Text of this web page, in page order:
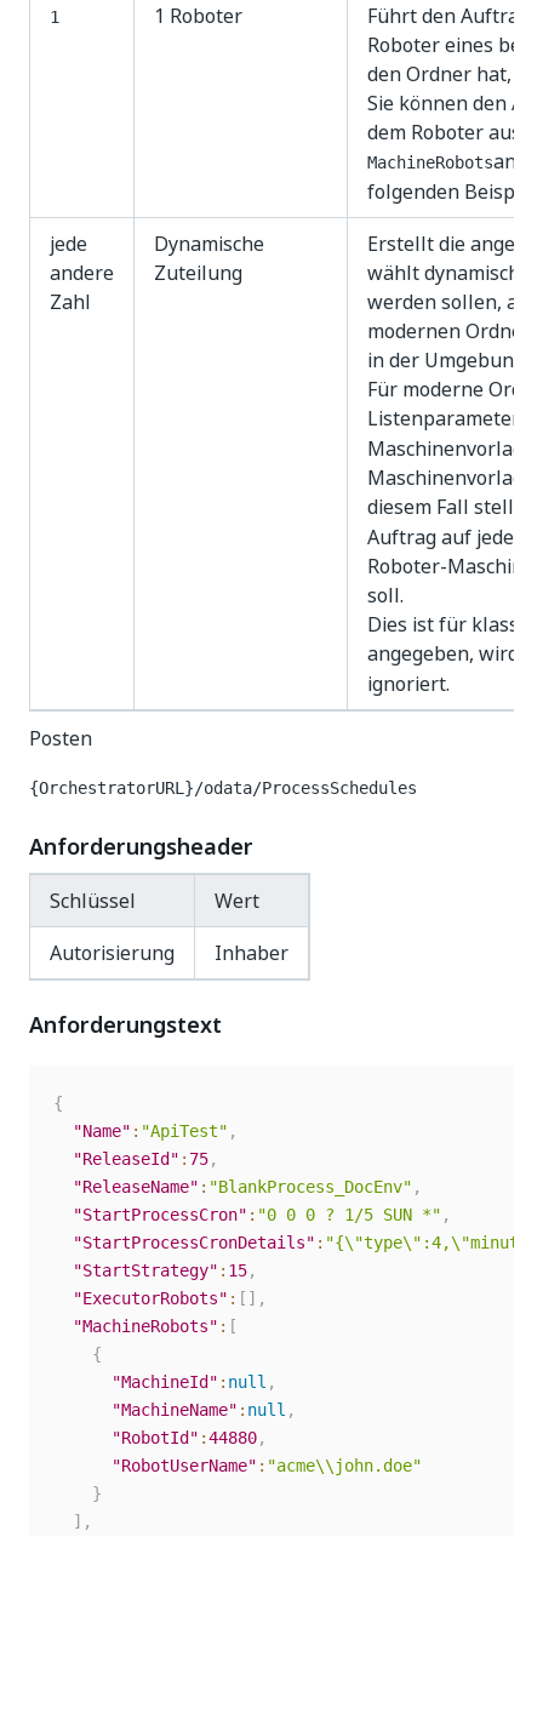
1 1 Roboter
Führt den Auftrag
Roboter eines
den Ordner hat, in
Sie können den
dem Roboter
MachineRobots
folgenden
jede
andere
Zahl
Dynamische
Zuteilung
Erstellt die
wählt dynamisch
werden sollen,
modernen Ordner
in der Umgebung
Für moderne
Listenparameter
diesem Fall stellt
Auftrag auf jedem
Roboter-
soll.
Dies ist für
angegeben, wird
ignoriert.
Posten
{OrchestratorURL}/odata/ProcessSchedules
Anforderungsheader
Schlüssel
Wert
Autorisierung
Inhaber
Anforderungstext
{
"Name" : "ApiTest" ,
"ReleaseId" : 75,
"ReleaseName" : "BlankProcess_DocEnv" ,
"StartProcessCron" : "0 0 0 ? 1/5 SUN *" ,
"StartProcessCronDetails" :
"StartStrategy" : 15,
"ExecutorRobots" : [ ] ,
"MachineRobots" : [
{
"MachineId" : null ,
"MachineName" : null ,
"RobotId" :44880,
"RobotUserName" : "acme\\john.doe"
}
] ,